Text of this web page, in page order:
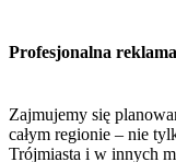
Profesjonalna
Zajmujemy się
całym regionie – nie
Trójmiasta i w innych